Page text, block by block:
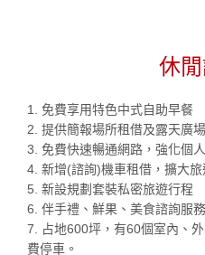
休
1. 免費享用特色中式自助早餐
2. 提供簡報場所租借及露天廣
3. 免費快速暢通網路，強化個
4. 新增(諮詢)機車租借，擴大旅
5. 新設規劃套裝私密旅遊行程
6. 伴手禮、鮮果、美食諮詢服務
7. 占地600坪，有60個室內、
費停車。